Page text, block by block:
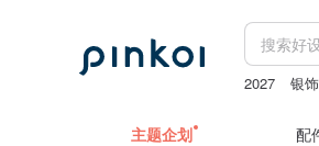
2027 银饰
主题企划 配